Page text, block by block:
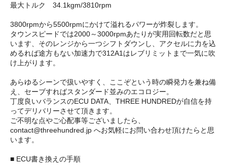
最大トルク 34.1kgm/3810rpm
3800rpmから5500rpmにかけて溢れるパワーが炸裂します。
タウンスピードでは2000～3000rpmあたりが実用回転数だと思
います、そのレンジから一つシフトダウンし、アクセルに力を込
めるれば途方もない加速力で312A1はレブリミットまで一気に吹
け上がります。
あらゆるシーンで扱いやすく、ここぞという時の瞬発力を兼ね備
え、セーブすればスタンダード並みのエコロジー。
丁度良いバランスのECU DATA、THREE HUNDREDが自信を持
ってデリバリーさせて頂きます。
ご不明な点やご心配事等ございましたら、
contact@threehundred.jp へお気軽にお問い合わせ頂けたらと思
います。
■ ECU書き換えの手順